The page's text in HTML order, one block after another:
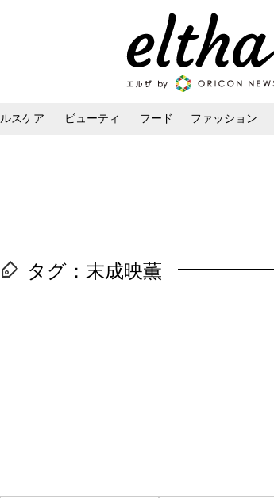
スケア ビューティ フード ファッション
タグ：末成映薫